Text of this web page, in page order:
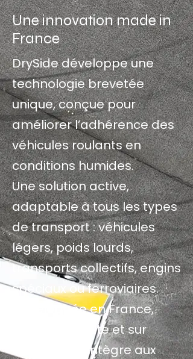
Une innovation made in
France
DrySide développe une
technologie brevetée
unique, conçue pour
améliorer l’adhérence des
véhicules roulants en
conditions humides.
Une solution active,
adaptable à tous les types
de transport : véhicules
légers, poids lourds,
transports collectifs, engins
spéciaux ou ferroviaires.
Développée en France,
testée sur route et sur
circuit, elle s’intègre aux